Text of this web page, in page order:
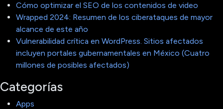
Cómo optimizar el SEO de los contenidos de video
Wrapped 2024: Resumen de los ciberataques de mayor
alcance de este año
Vulnerabilidad crítica en WordPress. Sitios afectados
incluyen portales gubernamentales en México (Cuatro
millones de posibles afectados)
Categorías
Apps